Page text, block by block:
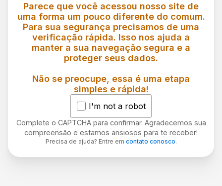
Parece que você acessou nosso site de
uma forma um pouco diferente do comum.
Para sua segurança precisamos de uma
verificação rápida. Isso nos ajuda a
manter a sua navegação segura e a
proteger seus dados.
Não se preocupe, essa é uma etapa
simples e rápida!
I'm not a robot
Complete o CAPTCHA para confirmar. Agradecemos sua
compreensão e estamos ansiosos para te receber!
Precisa de ajuda? Entre em contato conosco.